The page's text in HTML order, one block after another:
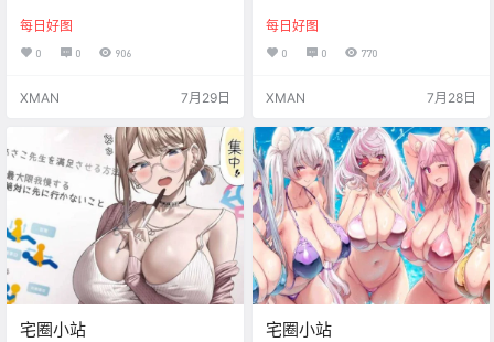
每日好图
0 0 906
XMAN 7月29日
每日好图
0 0 770
XMAN 7月28日
宅圈小站 宅圈小站